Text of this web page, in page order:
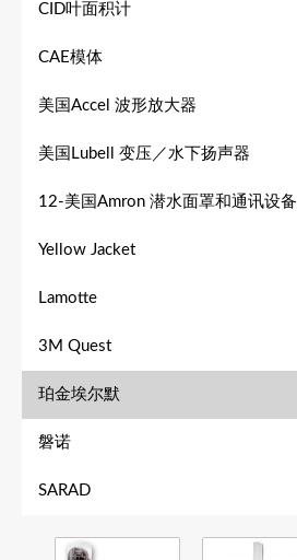
CID叶面积计
CAE模体
美国Accel 波形放大器
美国Lubell 变压／水下扬声器
12-美国Amron 潜水面罩和通讯设备
Yellow Jacket
Lamotte
3M Quest
珀金埃尔默
磐诺
SARAD